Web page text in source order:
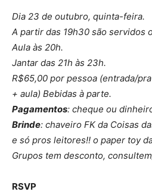
Dia 23 de outubro, quinta-feira.
A partir das 19h30 são servidos
Aula às 20h.
Jantar das 21h às 23h.
R$65,00 por pessoa (entrada/
+ aula) Bebidas à parte.
Pagamentos: cheque ou
Brinde: chaveiro FK da Coisas
e só pros leitores!! o paper toy
Grupos tem desconto,
RSVP